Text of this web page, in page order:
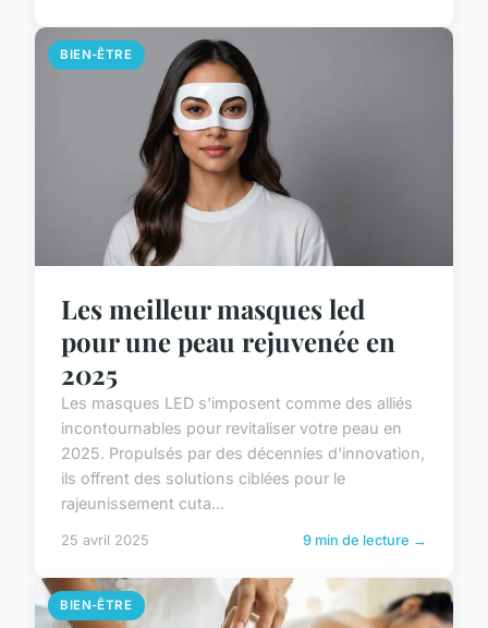
BIEN-ÊTRE
Les meilleur masques led
pour une peau rejuvenée en
2025
Les masques LED s'imposent comme des alliés
incontournables pour revitaliser votre peau en
2025. Propulsés par des décennies d'innovation,
ils offrent des solutions ciblées pour le
rajeunissement cuta...
25 avril 2025 9 min de lecture →
BIEN-ÊTRE